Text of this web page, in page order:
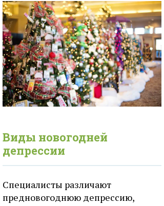
Виды новогодней
депрессии
Специалисты различают
предновогоднюю депрессию,